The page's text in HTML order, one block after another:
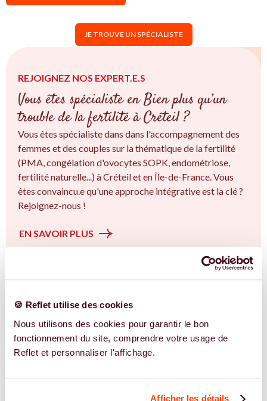
🍪 Reflet utilise des cookies
Nous utilisons des cookies pour garantir le bon
fonctionnement du site, comprendre votre usage de
Reflet et personnaliser l'affichage.
Afficher les détails
JE TROUVE UN SPÉCIALISTE
REJOIGNEZ NOS EXPERT.E.S
Vous êtes spécialiste en Bien plus qu’un
trouble de la fertilité à Créteil ?
Vous êtes spécialiste dans dans l'accompagnement des
femmes et des couples sur la thématique de la fertilité
(PMA, congélation d'ovocytes SOPK, endométriose,
fertilité naturelle...) à Créteil et en Île-de-France. Vous
êtes convaincu.e qu'une approche intégrative est la clé ?
Rejoignez-nous !
EN SAVOIR PLUS